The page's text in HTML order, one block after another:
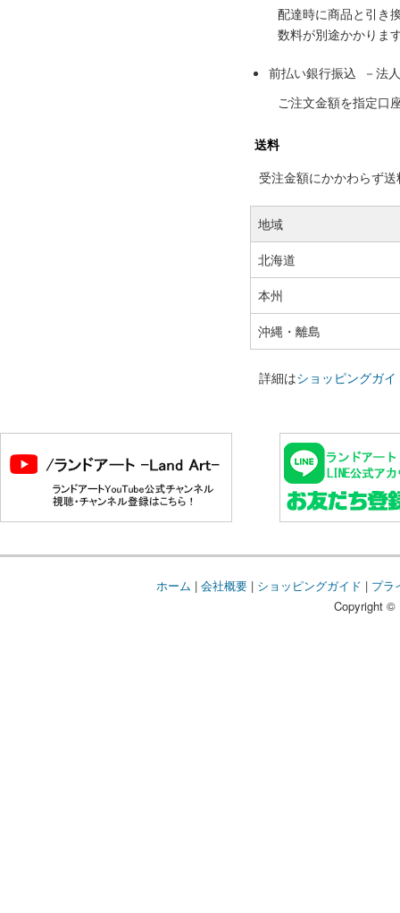
配達時に商品と引き
数料が別途かかりま
前払い銀行振込 －法
ご注文金額を指定口
送料
受注金額にかかわらず
地域
北海道
本州
沖縄・離島
詳細はショッピングガイ
ホーム | 会社概要| ショッピングガイド | プラ
Copyright ©